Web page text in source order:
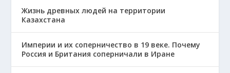
Жизнь древных людей на территории
Казахстана
Империи и их соперничество в 19 веке. Почему
Россия и Британия соперничали в Иране